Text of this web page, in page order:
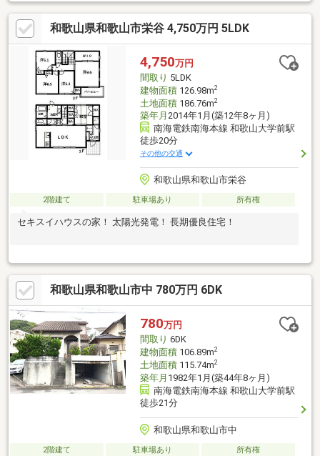
和歌山県和歌山市栄谷 4,750万円 5LDK
4,750万円
間取り 5LDK
建物面積126.98m2
土地面積186.76m2
築年月 2014年1月(築12年8ヶ月)
南海電鉄南海本線 和歌山大学前駅
徒歩20分
その他の交通
和歌山県和歌山市栄谷
2階建て 駐車場あり 所有権
セキスイハウスの家！ 太陽光発電！ 長期優良住宅！
和歌山県和歌山市中 780万円 6DK
780万円
間取り 6DK
建物面積106.89m2
土地面積115.74m2
築年月 1982年1月(築44年8ヶ月)
南海電鉄南海本線 和歌山大学前駅
徒歩21分
和歌山県和歌山市中
2階建て 駐車場あり 所有権